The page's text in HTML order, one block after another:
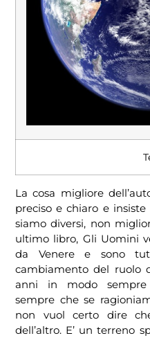
La cosa migliore
preciso e chiaro e
siamo diversi, non
ultimo libro, Gli Uomini
da Venere e sono
cambiamento del ruolo
anni in modo sempre
sempre che se
non vuol certo dire
dell’altro. E’ un terreno